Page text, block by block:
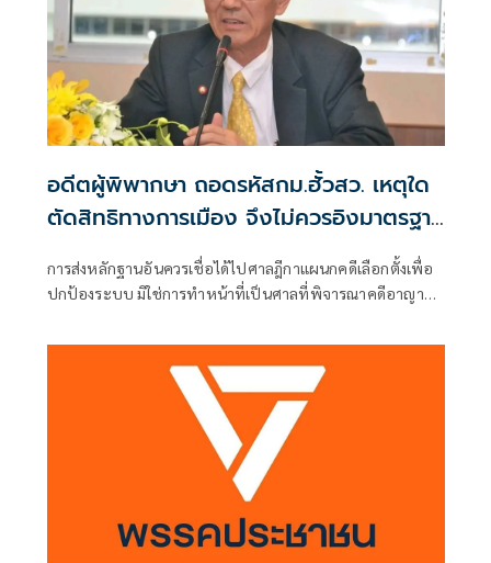
อดีตผู้พิพากษา ถอดรหัสกม.ฮั้วสว. เหตุใด
ตัดสิทธิทางการเมือง จึงไม่ควรอิงมาตรฐาน
เดียวกับคดีอาญา
การส่งหลักฐานอันควรเชื่อได้ไปศาลฎีกาแผนกคดีเลือกตั้งเพื่อ
ปกป้องระบบ มิใช่การทำหน้าที่เป็นศาลที่พิจารณาคดีอาญา